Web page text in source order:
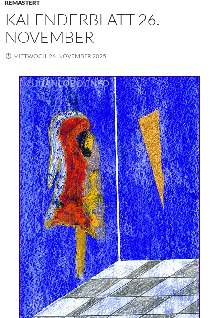
REMASTERT
KALENDERBLATT 26.
NOVEMBER
MITTWOCH, 26. NOVEMBER 2025